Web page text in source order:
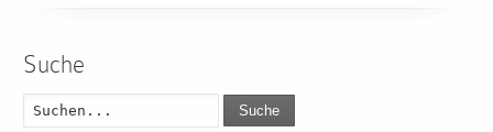
Suche
Suche